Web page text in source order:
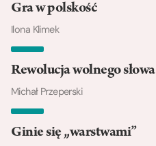
Gra w polskość
Ilona Klimek
Rewolucja wolnego słowa
Michał Przeperski
Ginie się „warstwami”